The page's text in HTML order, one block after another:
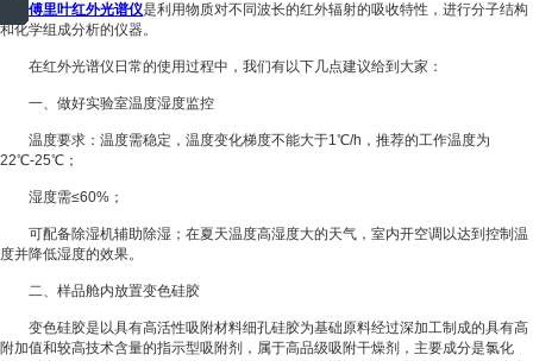
傅里叶红外光谱仪是利用物质对不同波长的红外辐射的吸收特性，进行分子结构
和化学组成分析的仪器。
在红外光谱仪日常的使用过程中，我们有以下几点建议给到大家：
一、做好实验室温度湿度监控
温度要求：温度需稳定，温度变化梯度不能大于1℃/h，推荐的工作温度为
22℃-25℃；
湿度需≤60%；
可配备除湿机辅助除湿；在夏天温度高湿度大的天气，室内开空调以达到控制温
度并降低湿度的效果。
二、样品舱内放置变色硅胶
变色硅胶是以具有高活性吸附材料细孔硅胶为基础原料经过深加工制成的具有高
附加值和较高技术含量的指示型吸附剂，属于高品级吸附干燥剂，主要成分是氯化